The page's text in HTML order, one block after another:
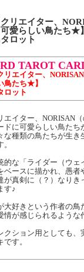
クリエイター、
可愛らしい鳥たち★】
ロット
TAROT
リエイター、
鳥たち★】
ロット
エイター、NORISAN
ドに可愛らしい鳥た
な種類の鳥たちが生き
。
的な「ライダー（ウェ
ベースに描かれ、愚者
が真剣に（？）なりき
す♪
大好きという作者の鳥
情が感じられるような
クション用としても
です。